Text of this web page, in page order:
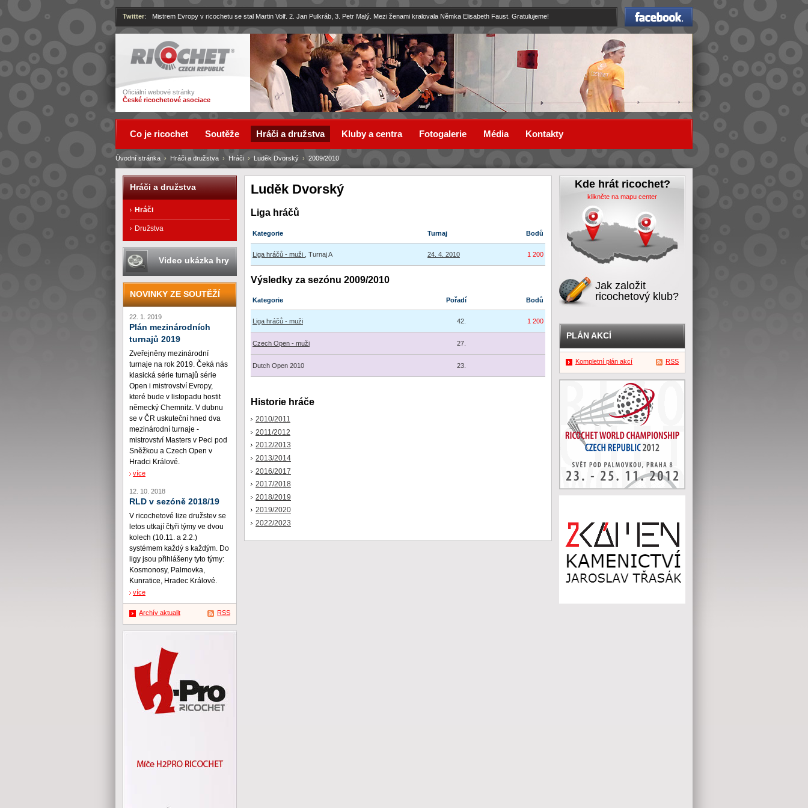
Ricochet
Oficiální webové stránky
České ricochetové asociace
Facebook
Twitter: Mistrem Evropy v ricochetu se stal Martin Volf. 2. Jan Pulkráb, 3. Petr Malý. Mezi ženami kralovala Němka Elisabeth Faust. Gratulujeme!
Luděk Dvorský
Liga hráčů
Kategorie Turnaj Bodů
Liga hráčů - muži , Turnaj A 24. 4. 2010 1 200
Výsledky za sezónu 2009/2010
Kategorie Pořadí Bodů
Liga hráčů - muži 42. 1 200
Czech Open - muži 27.
Dutch Open 2010 23.
Historie hráče
2010/2011
2011/2012
2012/2013
2013/2014
2016/2017
2017/2018
2018/2019
2019/2020
2022/2023
Úvodní stránka › Hráči a družstva › Hráči › Luděk Dvorský › 2009/2010
Co je ricochet Soutěže Hráči a družstva Kluby a centra Fotogalerie Média Kontakty
Hráči a družstva
Hráči
Družstva
Video ukázka hry
NOVINKY ZE SOUTĚŽÍ
22. 1. 2019
Plán mezinárodních
turnajů 2019
Zveřejněny mezinárodní
turnaje na rok 2019. Čeká nás
klasická série turnajů série
Open i mistrovství Evropy,
které bude v listopadu hostit
německý Chemnitz. V dubnu
se v ČR uskuteční hned dva
mezinárodní turnaje -
mistrovství Masters v Peci pod
Sněžkou a Czech Open v
Hradci Králové.
více
12. 10. 2018
RLD v sezóně 2018/19
V ricochetové lize družstev se
letos utkají čtyři týmy ve dvou
kolech (10.11. a 2.2.)
systémem každý s každým. Do
ligy jsou přihlášeny tyto týmy:
Kosmonosy, Palmovka,
Kunratice, Hradec Králové.
více
Archív aktualit RSS
Kde hrát ricochet?
klikněte na mapu center
Jak založit
ricochetový klub?
PLÁN AKCÍ
Kompletní plán akcí RSS